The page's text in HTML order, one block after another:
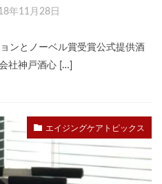
年11月28日
ンとノーベル賞受賞公式提供酒
社神戸酒心 […]
エイジングケアトピックス